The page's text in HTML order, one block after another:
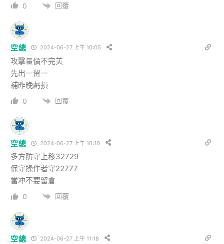
0 回覆
空總 2024-06-27 上午 10:05
攻擊量價不完美
先出一留一
補昨晚虧損
0 回覆
空總 2024-06-27 上午 10:10
多方防守上移32729
保守操作者守22777
當冲不要留倉
0 回覆
空總 2024-06-27 上午 11:18